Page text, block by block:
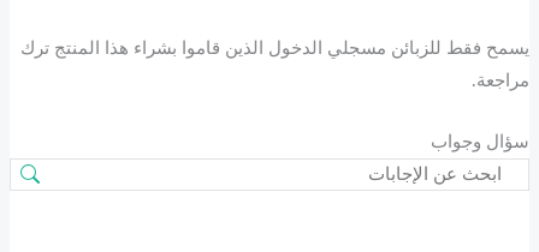
يسمح فقط للزبائن مسجلي الدخول الذين قاموا بشراء هذا المنتج ترك
مراجعة.
سؤال وجواب